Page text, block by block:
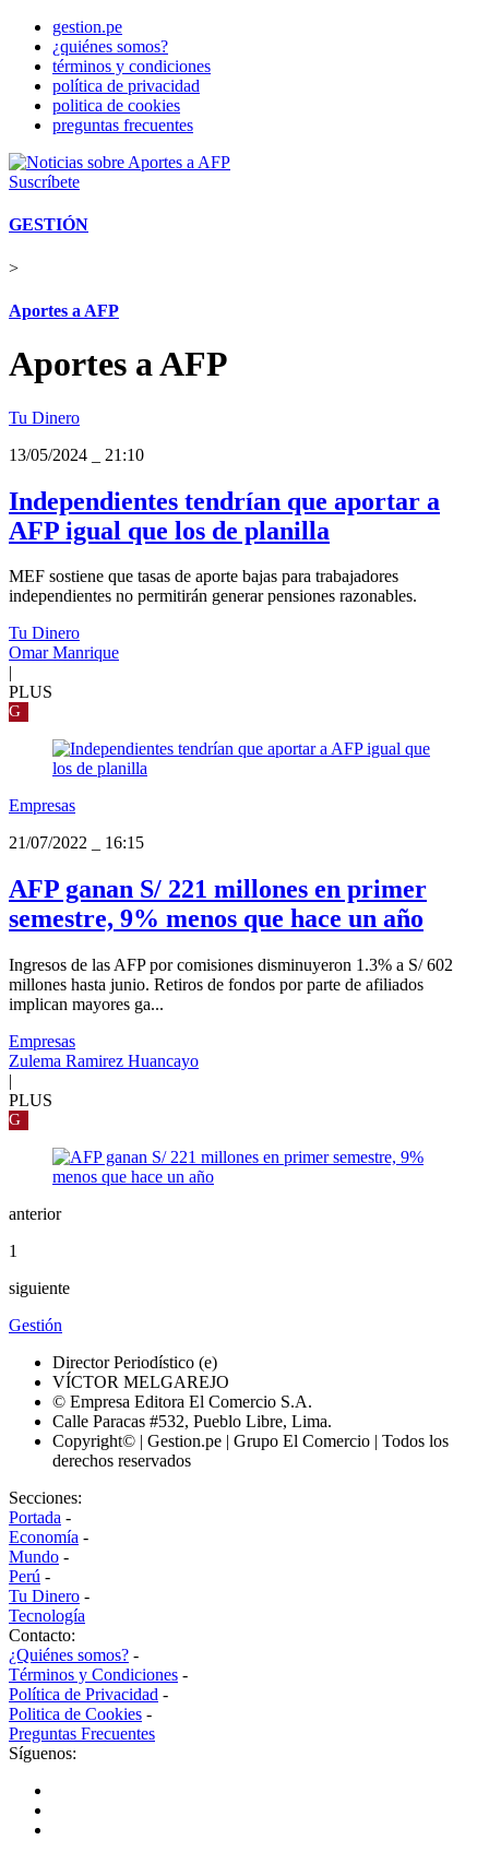
gestion.pe
¿quiénes somos?
términos y condiciones
política de privacidad
politica de cookies
preguntas frecuentes
Suscríbete
GESTIÓN
>
Aportes a AFP
Aportes a AFP
Tu Dinero
13/05/2024
21:10
Independientes tendrían que aportar a
AFP igual que los de planilla
MEF sostiene que tasas de aporte bajas para trabajadores
independientes no permitirán generar pensiones razonables.
Tu Dinero
Omar Manrique
PLUS
G
Empresas
21/07/2022
16:15
AFP ganan S/ 221 millones en primer
semestre, 9% menos que hace un año
Ingresos de las AFP por comisiones disminuyeron 1.3% a S/ 602
millones hasta junio. Retiros de fondos por parte de afiliados
implican mayores ga...
Empresas
Zulema Ramirez Huancayo
|
PLUS
G
anterior
1
siguiente
Gestión
Director Periodístico (e)
VÍCTOR MELGAREJO
© Empresa Editora El Comercio S.A.
Calle Paracas #532, Pueblo Libre, Lima.
Copyright© | Gestion.pe | Grupo El Comercio | Todos los
derechos reservados
Secciones:
Portada -
Economía -
Mundo -
Perú -
Tu Dinero -
Tecnología
Contacto:
¿Quiénes somos? -
Términos y Condiciones -
Política de Privacidad -
Politica de Cookies -
Preguntas Frecuentes
Síguenos: